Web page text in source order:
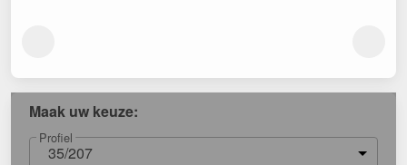
Maak uw keuze:
Profiel
35/207